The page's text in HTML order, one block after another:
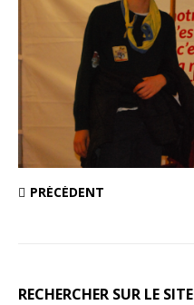
PRÉCÉDENT
RECHERCHER SUR LE SITE